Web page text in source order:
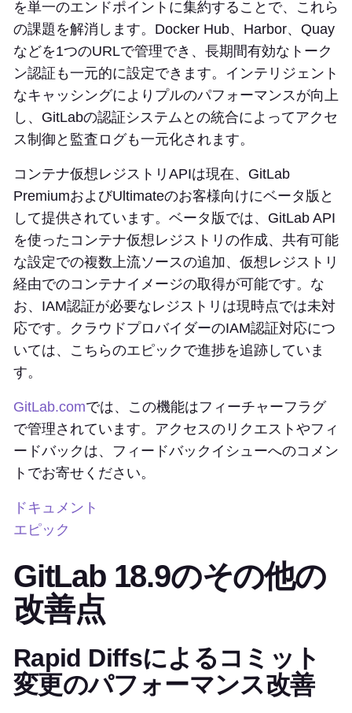
を単一のエンドポイントに集約することで、これら
の課題を解消します。Docker Hub、Harbor、Quay
などを1つのURLで管理でき、長期間有効なトーク
ン認証も一元的に設定できます。インテリジェント
なキャッシングによりプルのパフォーマンスが向上
し、GitLabの認証システムとの統合によってアクセ
ス制御と監査ログも一元化されます。
コンテナ仮想レジストリAPIは現在、GitLab
PremiumおよびUltimateのお客様向けにベータ版と
して提供されています。ベータ版では、GitLab API
を使ったコンテナ仮想レジストリの作成、共有可能
な設定での複数上流ソースの追加、仮想レジストリ
経由でのコンテナイメージの取得が可能です。な
お、IAM認証が必要なレジストリは現時点では未対
応です。クラウドプロバイダーのIAM認証対応につ
いては、こちらのエピックで進捗を追跡していま
す。
GitLab.comでは、この機能はフィーチャーフラグ
で管理されています。アクセスのリクエストやフィ
ードバックは、フィードバックイシューへのコメン
トでお寄せください。
ドキュメント
エピック
GitLab 18.9のその他の
改善点
Rapid Diffsによるコミット
変更のパフォーマンス改善